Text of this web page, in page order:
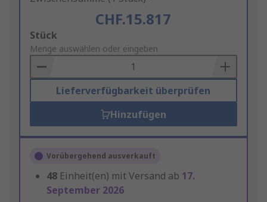
CHF.15.817
Add
to
Basket
Stück
Menge auswählen oder eingeben
Lieferverfügbarkeit überprüfen
Hinzufügen
Vorübergehend ausverkauft
48 Einheit(en) mit Versand ab 17.
September 2026